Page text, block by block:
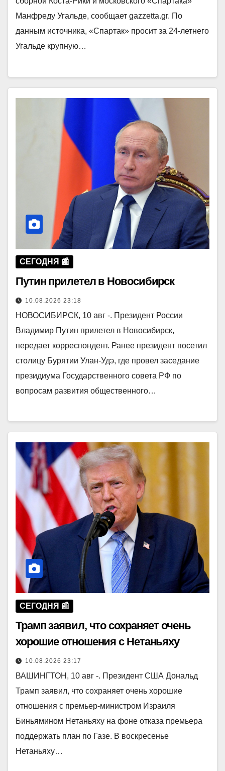
Манфреду Угальде, сообщает gazzetta.gr. По
данным источника, «Спартак» просит за 24-летнего
Угальде крупную…
СЕГОДНЯ 📰
Путин прилетел в Новосибирск
10.08.2026 23:18
НОВОСИБИРСК, 10 авг -. Президент России
Владимир Путин прилетел в Новосибирск,
передает корреспондент. Ранее президент посетил
столицу Бурятии Улан-Удэ, где провел заседание
президиума Государственного совета РФ по
вопросам развития общественного…
СЕГОДНЯ 📰
Трамп заявил, что сохраняет очень
хорошие отношения с Нетаньяху
10.08.2026 23:17
ВАШИНГТОН, 10 авг -. Президент США Дональд
Трамп заявил, что сохраняет очень хорошие
отношения с премьер-министром Израиля
Биньямином Нетаньяху на фоне отказа премьера
поддержать план по Газе. В воскресенье
Нетаньяху…